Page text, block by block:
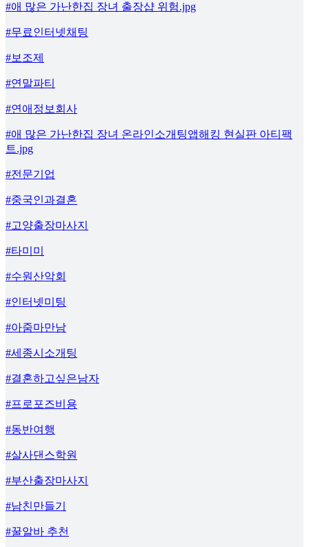
#애 많은 가난한집 장녀 출장샵 위험.jpg
#무료인터넷채팅
#보조제
#연말파티
#연애정보회사
#애 많은 가난한집 장녀 온라인소개팅앱해킹 현실판 아티팩
트.jpg
#전문기업
#중국인과결혼
#고양출장마사지
#타미미
#수원산악회
#인터넷미팅
#아줌마만남
#세종시소개팅
#결혼하고싶은남자
#프로포즈비용
#동반여행
#살사댄스학원
#부산출장마사지
#남친만들기
#꿀알바 추천